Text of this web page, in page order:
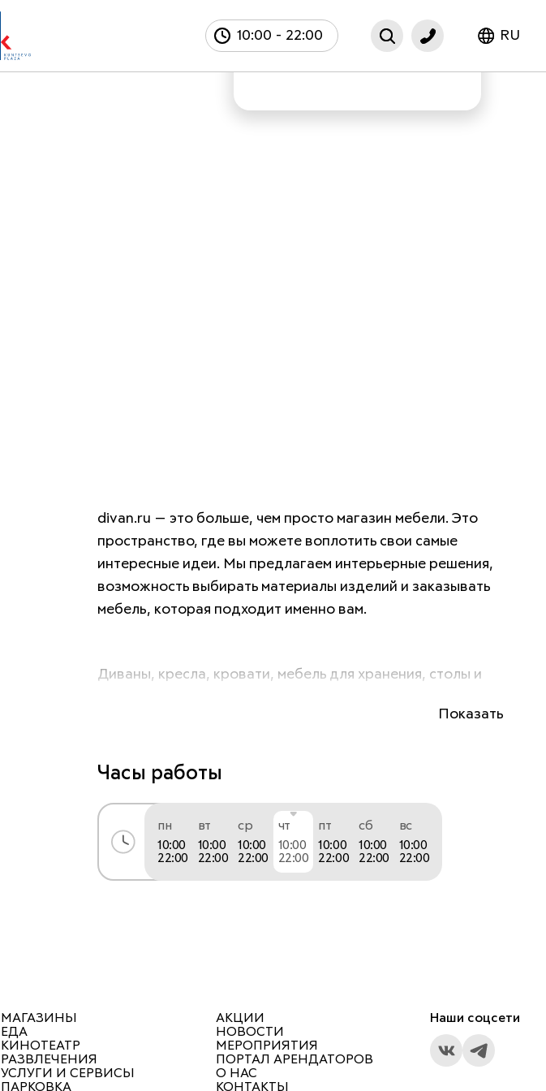
10:00 - 22:00 RU
divan.ru — это больше, чем просто магазин мебели. Это
пространство, где вы можете воплотить свои самые
интересные идеи. Мы предлагаем интерьерные решения,
возможность выбирать материалы изделий и заказывать
мебель, которая подходит именно вам.
Диваны, кресла, кровати, мебель для хранения, столы и
Придя в шоурум divan.ru, вы сможете лично оценить
качество тканей и материалов, проверить комфортность
наполнения, убедиться в удобстве и надежности мебели, а
еще - просто вдохновиться.
Показать
Часы работы
пн
10:00
22:00
вт
10:00
22:00
ср
10:00
22:00
чт
10:00
22:00
пт
10:00
22:00
сб
10:00
22:00
вс
10:00
22:00
МАГАЗИНЫ
ЕДА
КИНОТЕАТР
РАЗВЛЕЧЕНИЯ
УСЛУГИ И СЕРВИСЫ
ПАРКОВКА
АКЦИИ
НОВОСТИ
МЕРОПРИЯТИЯ
ПОРТАЛ АРЕНДАТОРОВ
О НАС
КОНТАКТЫ
Наши соцсети